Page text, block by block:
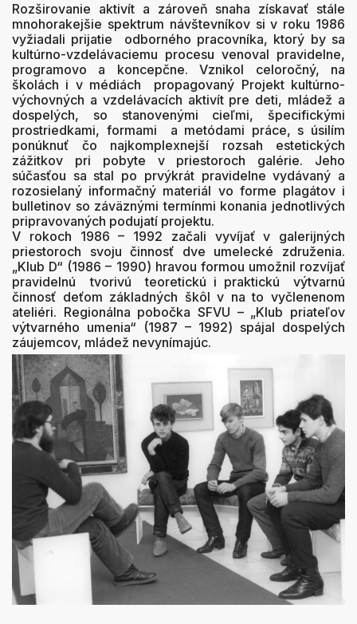
Rozširovanie aktivít a zároveň snaha získavať stále
mnohorakejšie spektrum návštevníkov si v roku 1986
vyžiadali prijatie odborného pracovníka, ktorý by sa
kultúrno-vzdelávaciemu procesu venoval pravidelne,
programovo a koncepčne. Vznikol celoročný, na
školách i v médiách propagovaný Projekt kultúrno-
výchovných a vzdelávacích aktivít pre deti, mládež a
dospelých, so stanovenými cieľmi, špecifickými
prostriedkami, formami a metódami práce, s úsilím
ponúknuť čo najkomplexnejší rozsah estetických
zážitkov pri pobyte v priestoroch galérie. Jeho
súčasťou sa stal po prvýkrát pravidelne vydávaný a
rozosielaný informačný materiál vo forme plagátov i
bulletinov so záväznými termínmi konania jednotlivých
pripravovaných podujatí projektu.
V rokoch 1986 – 1992 začali vyvíjať v galerijných
priestoroch svoju činnosť dve umelecké združenia.
„Klub D“ (1986 – 1990) hravou formou umožnil rozvíjať
pravidelnú tvorivú teoretickú i praktickú výtvarnú
činnosť deťom základných škôl v na to vyčlenenom
ateliéri. Regionálna pobočka SFVU – „Klub priateľov
výtvarného umenia“ (1987 – 1992) spájal dospelých
záujemcov, mládež nevynímajúc.